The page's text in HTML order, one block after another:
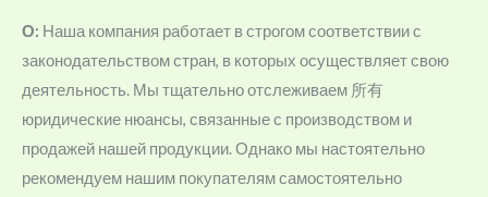
О: Наша компания работает в строгом соответствии с
законодательством стран, в которых осуществляет свою
деятельность. Мы тщательно отслеживаем 所有
юридические нюансы, связанные с производством и
продажей нашей продукции. Однако мы настоятельно
рекомендуем нашим покупателям самостоятельно